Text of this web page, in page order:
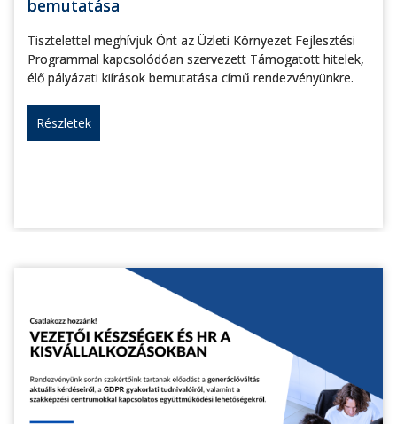
bemutatása
Tisztelettel meghívjuk Önt az Üzleti Környezet Fejlesztési
Programmal kapcsolódóan szervezett Támogatott hitelek,
élő pályázati kiírások bemutatása című rendezvényünkre.
Részletek